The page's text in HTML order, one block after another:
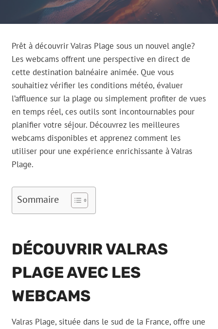
Prêt à découvrir Valras Plage sous un nouvel angle?
Les webcams offrent une perspective en direct de
cette destination balnéaire animée. Que vous
souhaitiez vérifier les conditions météo, évaluer
l’affluence sur la plage ou simplement profiter de vues
en temps réel, ces outils sont incontournables pour
planifier votre séjour. Découvrez les meilleures
webcams disponibles et apprenez comment les
utiliser pour une expérience enrichissante à Valras
Plage.
Sommaire
DÉCOUVRIR VALRAS
PLAGE AVEC LES
WEBCAMS
Valras Plage, située dans le sud de la France, offre une